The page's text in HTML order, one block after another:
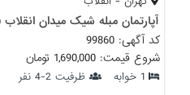
کد آگهی: 99860
شروع قیمت: 1,690,000 تومان
1 خوابه ظرفیت 2-4 نفر